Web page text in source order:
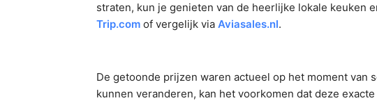
straten, kun je genieten van de heerlijke lokale keuken
Trip.com of vergelijk via Aviasales.nl.
De getoonde prijzen waren actueel op het moment van
kunnen veranderen, kan het voorkomen dat deze